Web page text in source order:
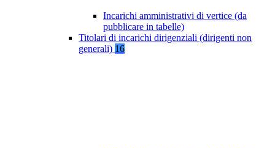
Incarichi amministrativi di vertice (da
pubblicare in tabelle)
Titolari di incarichi dirigenziali (dirigenti non
generali) 16